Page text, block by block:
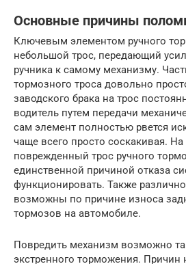
Основные причины
Ключевым элементом ручного
небольшой трос, передающий
ручника к самому механизму.
тормозного троса довольно
заводского брака на трос
водитель путем передачи
сам элемент полностью рвется
чаще всего просто соскакивая.
поврежденный трос ручного
единственной причиной отказа
функционировать. Также
возможны по причине износа
тормозов на автомобиле.
Повредить механизм возможно
экстренного торможения.